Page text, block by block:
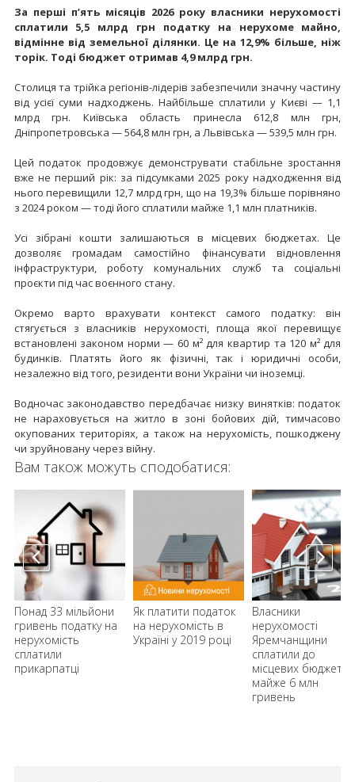
За перші п’ять місяців 2026 року власники нерухомості
сплатили 5,5 млрд грн податку на нерухоме майно,
відмінне від земельної ділянки. Це на 12,9% більше, ніж
торік. Тоді бюджет отримав 4,9 млрд грн.
Столиця та трійка регіонів-лідерів забезпечили значну частину
від усієї суми надходжень. Найбільше сплатили у Києві — 1,1
млрд грн. Київська область принесла 612,8 млн грн,
Дніпропетровська — 564,8 млн грн, а Львівська — 539,5 млн грн.
Цей податок продовжує демонструвати стабільне зростання
вже не перший рік: за підсумками 2025 року надходження від
нього перевищили 12,7 млрд грн, що на 19,3% більше порівняно
з 2024 роком — тоді його сплатили майже 1,1 млн платників.
Усі зібрані кошти залишаються в місцевих бюджетах. Це
дозволяє громадам самостійно фінансувати відновлення
інфраструктури, роботу комунальних служб та соціальні
проєкти під час воєнного стану.
Окремо варто врахувати контекст самого податку: він
стягується з власників нерухомості, площа якої перевищує
встановлені законом норми — 60 м² для квартир та 120 м² для
будинків. Платять його як фізичні, так і юридичні особи,
незалежно від того, резиденти вони України чи іноземці.
Водночас законодавство передбачає низку винятків: податок
не нараховується на житло в зоні бойових дій, тимчасово
окупованих територіях, а також на нерухомість, пошкоджену
чи зруйновану через війну.
Вам також можуть сподобатися:
Понад 33 мільйони
гривень податку на
нерухомість
сплатили
прикарпатці
Як платити податок
на нерухомість в
Україні у 2019 році
Власники
нерухомості
Яремчанщини
сплатили до
місцевих бюджетів
майже 6 млн
гривень